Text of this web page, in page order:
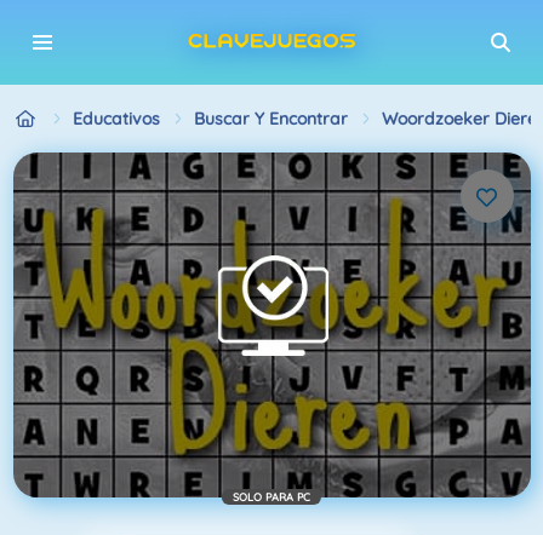
Educativos Buscar Y Encontrar Woordzoeker
SOLO PARA PC